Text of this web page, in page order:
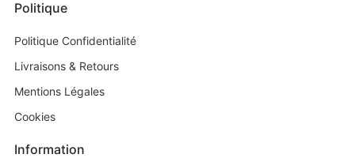
Politique
Politique Confidentialité
Livraisons & Retours
Mentions Légales
Cookies
Information